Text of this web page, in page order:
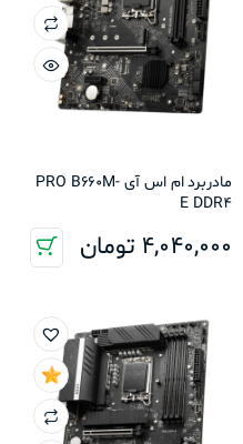
مادربرد ام اس آی PRO B660M-
E DDR4
4,040,000 تومان